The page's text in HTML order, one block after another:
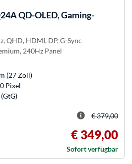
QD-OLED, Gaming-
QHD, HDMI, DP, G-Sync
240Hz Panel
(27 Zoll)
Pixel
€ 379,00
€ 349,00
Sofort verfügbar